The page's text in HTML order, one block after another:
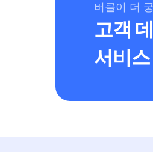
버클이 더
고객
서비